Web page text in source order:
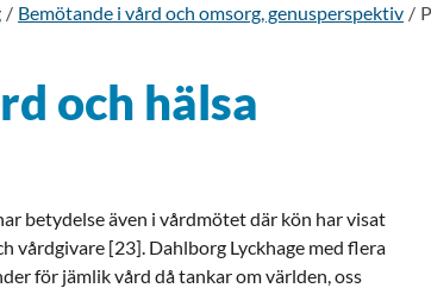
Bemötande i vård och omsorg, genusperspektiv
och hälsa
betydelse även i vårdmötet där kön har visat
vårdgivare [23]. Dahlborg Lyckhage med flera
för jämlik vård då tankar om världen, oss